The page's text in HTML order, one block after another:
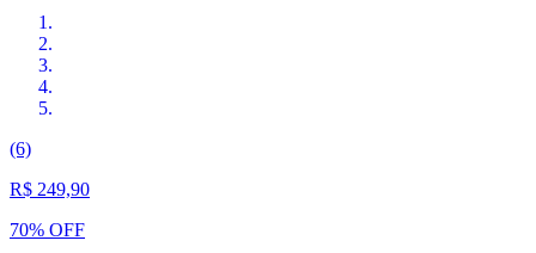
(6)
R$ 249,90
70% OFF